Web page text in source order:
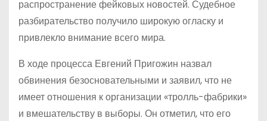
распространение фейковых новостей. Судебное
разбирательство получило широкую огласку и
привлекло внимание всего мира.
В ходе процесса Евгений Пригожин назвал
обвинения безосновательными и заявил, что не
имеет отношения к организации «тролль-фабрики»
и вмешательству в выборы. Он отметил, что его